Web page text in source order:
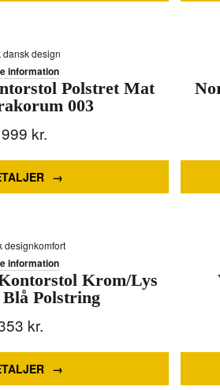
dansk design
Polstret Mat
003
kr.
information
designkomfort
Krom/Lys
Polstring
kr.
information